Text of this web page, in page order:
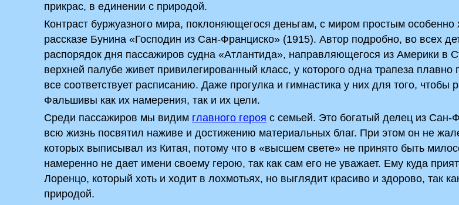
прикрас, в единении с природой.
Контраст буржуазного мира, поклоняющегося деньгам, с миром простым особенно
рассказе Бунина «Господин из Сан-Франциско» (1915). Автор подробно, во всех
распорядок дня пассажиров судна «Атлантида», направляющегося из Америки в
верхней палубе живет привилегированный класс, у которого одна трапеза плавно
все соответствует расписанию. Даже прогулка и гимнастика у них для того, чтобы
Фальшивы как их намерения, так и их цели.
Среди пассажиров мы видим главного героя с семьей. Это богатый делец из Сан-
всю жизнь посвятил наживе и достижению материальных благ. При этом он не
которых выписывал из Китая, потому что в «высшем свете» не принято быть
намеренно не дает имени своему герою, так как сам его не уважает. Ему куда
Лоренцо, который хоть и ходит в лохмотьях, но выглядит красиво и здорово, так
природой.